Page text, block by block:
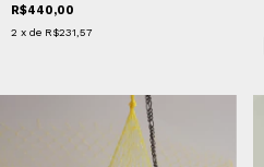
R$440,00
2 x de R$231,57